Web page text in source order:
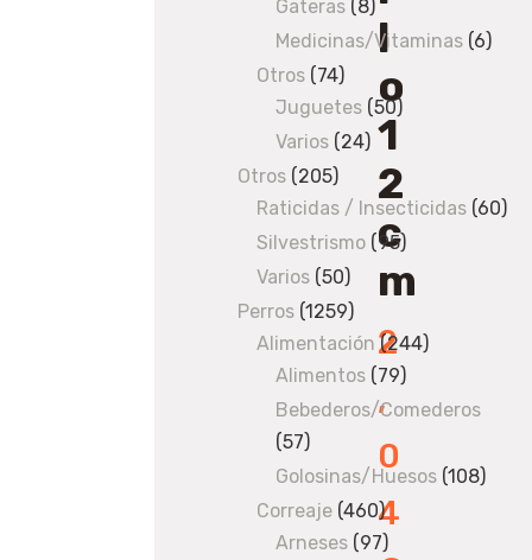
l
o
1
2
c
m
2
,
0
4
Gateras 88
products
Medicinas/Vitaminas 66
Otros 7474
products
Juguetes 5050
Varios 2424
products
Otros 205205
products
Raticidas / Insecticidas 6060
Silvestrismo 9595
products
Varios 5050
products
Perros 12591259
products
Alimentación 244244
Alimentos 7979
products
Bebederos/Comederos
5757
products
Golosinas/Huesos 108108
Correaje 460460
products
Arneses 9797